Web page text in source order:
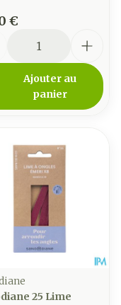
€
Ajouter au
panier
25 Lime